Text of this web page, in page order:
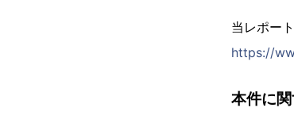
当レポー
https://
本件に